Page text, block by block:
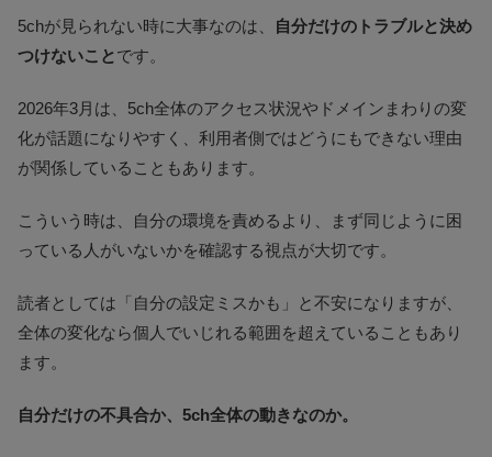
5chが見られない時に大事なのは、
自分だけのトラブルと決め
つけないことです。
2026年3月は、5ch全体のアクセス状況やドメインまわりの変
化が話題になりやすく、利用者側ではどうにもできない理由
が関係していることもあります。
こういう時は、自分の環境を責めるより、まず同じように困
っている人がいないかを確認する視点が大切です。
読者としては「自分の設定ミスかも」と不安になりますが、
全体の変化なら個人でいじれる範囲を超えていることもあり
ます。
自分だけの不具合か、5ch全体の動きなのか。